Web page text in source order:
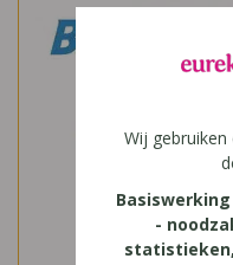
Wij
-